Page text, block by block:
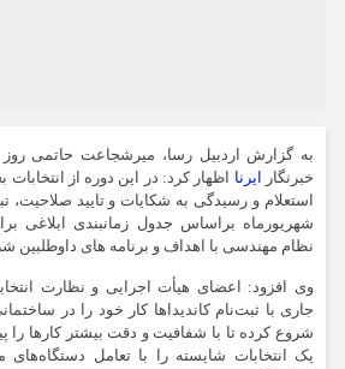
به گزارش اردبیل رسا، میرشجاعت حاتمی
خبرنگار
ایرنا اظهار کرد: در این دوره از انتخابات
شهریورماه براساس جدول زمانبندی ابلاغی
نظام مهندسی با اهداف و برنامه های
جاری با ثبت‌نام کاندیداها کار خود را در
شروع کرده تا با شفافیت و دقت بیشتر کارها را
یک انتخابات شایسته را با تعامل